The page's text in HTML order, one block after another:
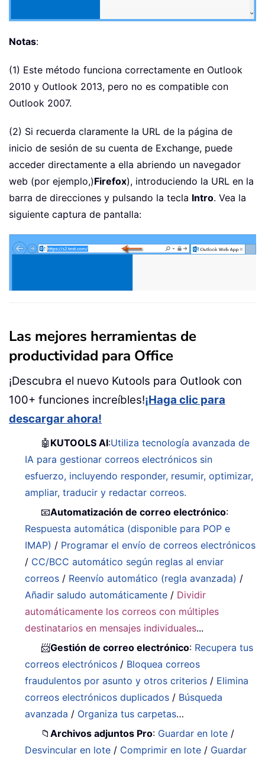
Notas:
(1) Este método funciona correctamente en Outlook
2010 y Outlook 2013, pero no es compatible con
Outlook 2007.
(2) Si recuerda claramente la URL de la página de
inicio de sesión de su cuenta de Exchange, puede
acceder directamente a ella abriendo un navegador
web (por ejemplo,)Firefox), introduciendo la URL en la
barra de direcciones y pulsando la tecla Intro. Vea la
siguiente captura de pantalla:
Las mejores herramientas de
productividad para Office
¡Descubra el nuevo Kutools para Outlook con
100+ funciones increíbles!¡Haga clic para
descargar ahora!
🤖 KUTOOLS AI:Utiliza tecnología avanzada de
IA para gestionar correos electrónicos sin
esfuerzo, incluyendo responder, resumir, optimizar,
ampliar, traducir y redactar correos.
📧Automatización de correo electrónico:
Respuesta automática (disponible para POP e
IMAP) / Programar el envío de correos electrónicos
/ CC/BCC automático según reglas al enviar
correos / Reenvío automático (regla avanzada) /
Añadir saludo automáticamente / Dividir
automáticamente los correos con múltiples
destinatarios en mensajes individuales...
📨Gestión de correo electrónico: Recupera tus
correos electrónicos / Bloquea correos
fraudulentos por asunto y otros criterios / Elimina
correos electrónicos duplicados / Búsqueda
avanzada / Organiza tus carpetas…
📁Archivos adjuntos Pro: Guardar en lote /
Desvincular en lote / Comprimir en lote / Guardar